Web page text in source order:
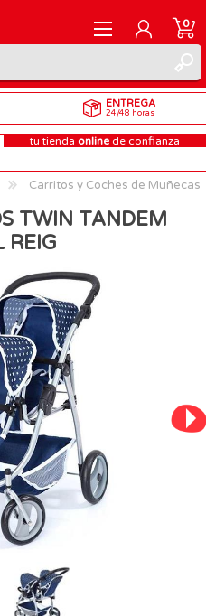
REGISTRARME
INICIAR SESIÓN
0
ENTREGA
24/48 horas
tu tienda online de confianza
Carritos y Coches de Muñecas
TWIN TANDEM
REIG